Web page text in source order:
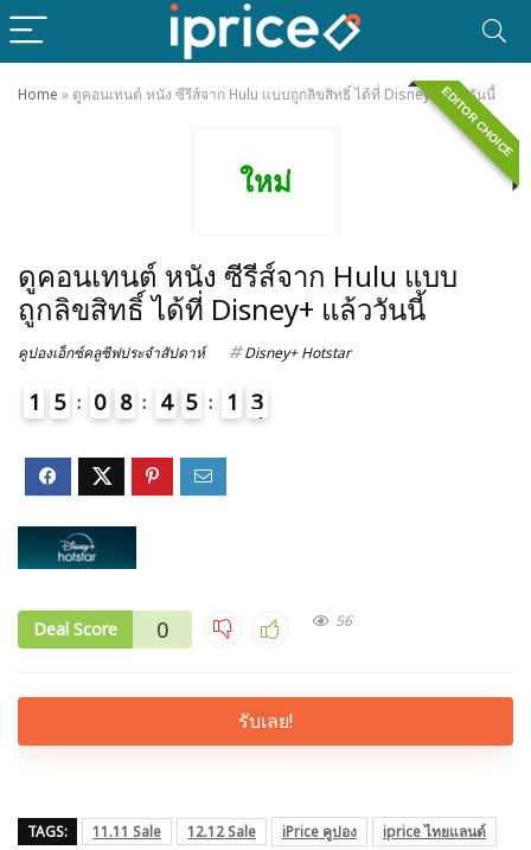
Home » ดูคอนเทนต์ หนัง ซีรีส์จาก Hulu แบบถูกลิขสิทธิ์ ได้ที่ Disney+ แล้ววันนี้
EDITOR CHOICE
ใหม่
ดูคอนเทนต์ หนัง ซีรีส์จาก Hulu แบบ
ถูกลิขสิทธิ์ ได้ที่ Disney+ แล้ววันนี้
คูปองเอ็กซ์คลูซีฟประจำสัปดาห์ Disney+ Hotstar
1 5 0 8 4 5 1 3
Deal Score 0 56
รับเลย!
TAGS: 11.11 Sale 12.12 Sale iPrice คูปอง
iprice ไทยแลนด์